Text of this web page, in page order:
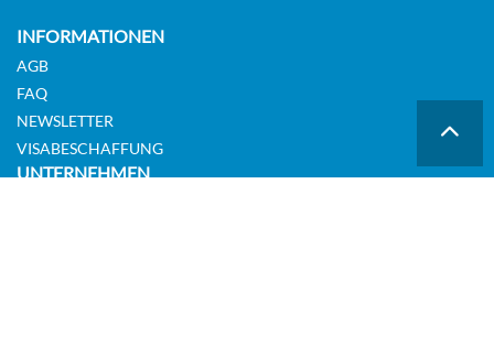
INFORMATIONEN
AGB
FAQ
NEWSLETTER
VISABESCHAFFUNG
UNTERNEHMEN